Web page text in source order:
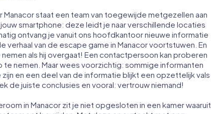
staat een team van toegewijde metgezellen aan
smartphone: deze leidt je naar verschillende locaties
ontvang je vanuit ons hoofdkantoor nieuwe informatie
verhaal van de escape game in Manacor voortstuwen. En
als hij overgaat! Een contactpersoon kan proberen
nemen. Maar wees voorzichtig: sommige informanten
en een deel van de informatie blijkt een opzettelijk vals
de juiste conclusies en vooral: vertrouw niemand!
in Manacor zit je niet opgesloten in een kamer waaruit